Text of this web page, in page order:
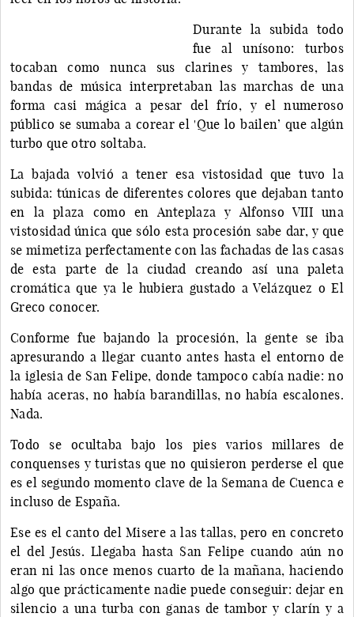
Durante la subida todo
fue al unísono: turbos
tocaban como nunca sus clarines y tambores, las
bandas de música interpretaban las marchas de una
forma casi mágica a pesar del frío, y el numeroso
público se sumaba a corear el 'Que lo bailen’ que algún
turbo que otro soltaba.
La bajada volvió a tener esa vistosidad que tuvo la
subida: túnicas de diferentes colores que dejaban tanto
en la plaza como en Anteplaza y Alfonso VIII una
vistosidad única que sólo esta procesión sabe dar, y que
se mimetiza perfectamente con las fachadas de las casas
de esta parte de la ciudad creando así una paleta
cromática que ya le hubiera gustado a Velázquez o El
Greco conocer.
Conforme fue bajando la procesión, la gente se iba
apresurando a llegar cuanto antes hasta el entorno de
la iglesia de San Felipe, donde tampoco cabía nadie: no
había aceras, no había barandillas, no había escalones.
Nada.
Todo se ocultaba bajo los pies varios millares de
conquenses y turistas que no quisieron perderse el que
es el segundo momento clave de la Semana de Cuenca e
incluso de España.
Ese es el canto del Misere a las tallas, pero en concreto
el del Jesús. Llegaba hasta San Felipe cuando aún no
eran ni las once menos cuarto de la mañana, haciendo
algo que prácticamente nadie puede conseguir: dejar en
silencio a una turba con ganas de tambor y clarín y a